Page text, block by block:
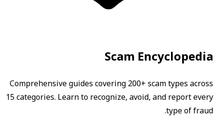
Scam Encyclopedia
Comprehensive guides covering 200+ scam types across
15 categories. Learn to recognize, avoid, and report every
type of fraud.